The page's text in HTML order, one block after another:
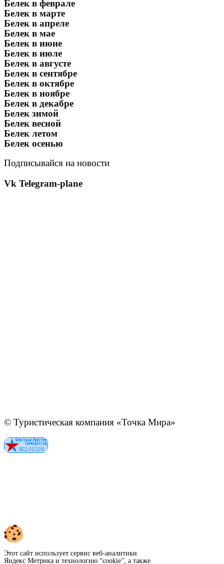
Белек в феврале
Белек в марте
Белек в апреле
Белек в мае
Белек в июне
Белек в июле
Белек в августе
Белек в сентябре
Белек в октябре
Белек в ноябре
Белек в декабре
Белек зимой
Белек весной
Белек летом
Белек осенью
Подписывайся на новости
Vk Telegram-plane
© Туристическая компания «Точка Мира»
Этот сайт использует сервис веб-аналитики
Яндекс Метрика и технологию “cookie”, а также